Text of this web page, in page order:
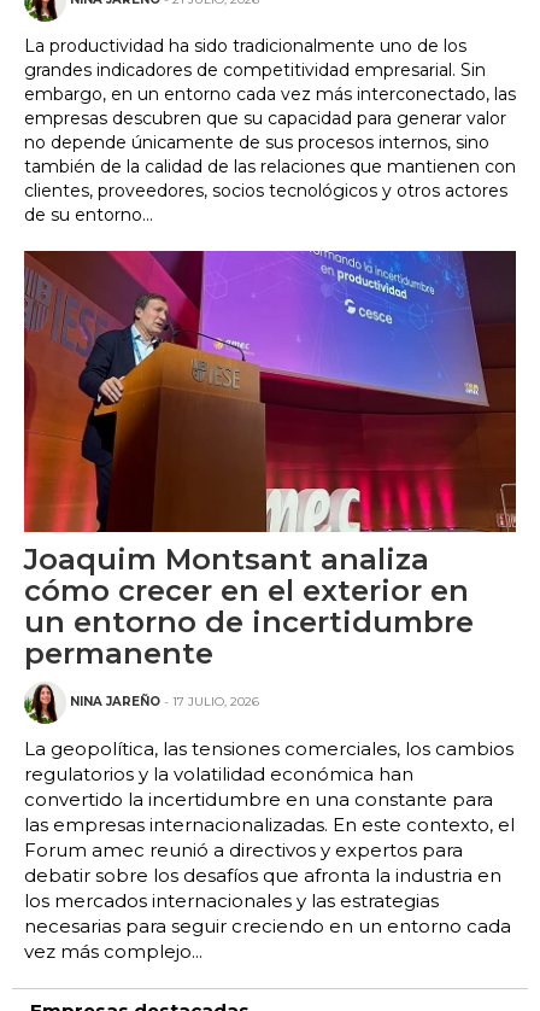
La productividad ha sido tradicionalmente uno de los
grandes indicadores de competitividad empresarial. Sin
embargo, en un entorno cada vez más interconectado, las
empresas descubren que su capacidad para generar valor
no depende únicamente de sus procesos internos, sino
también de la calidad de las relaciones que mantienen con
clientes, proveedores, socios tecnológicos y otros actores
de su entorno...
Joaquim Montsant analiza
cómo crecer en el exterior en
un entorno de incertidumbre
permanente
NINA JAREÑO - 17 JULIO, 2026
La geopolítica, las tensiones comerciales, los cambios
regulatorios y la volatilidad económica han
convertido la incertidumbre en una constante para
las empresas internacionalizadas. En este contexto, el
Forum amec reunió a directivos y expertos para
debatir sobre los desafíos que afronta la industria en
los mercados internacionales y las estrategias
necesarias para seguir creciendo en un entorno cada
vez más complejo...